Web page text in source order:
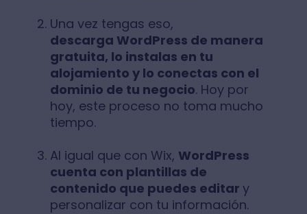
Una vez tengas eso,
descarga WordPress de manera
gratuita, lo instalas en tu
alojamiento y lo conectas con el
dominio de tu negocio. Hoy por
hoy, este proceso no toma mucho
tiempo.
Al igual que con Wix, WordPress
cuenta con plantillas de
contenido que puedes editar y
personalizar con tu información.